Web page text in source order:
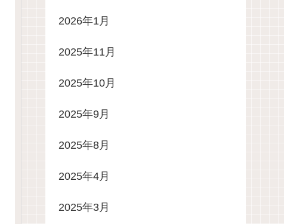
2026年1月
2025年11月
2025年10月
2025年9月
2025年8月
2025年4月
2025年3月